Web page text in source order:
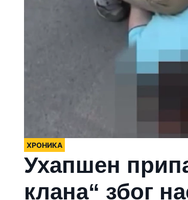
ХРОНИКА
Ухапшен
клана“ због